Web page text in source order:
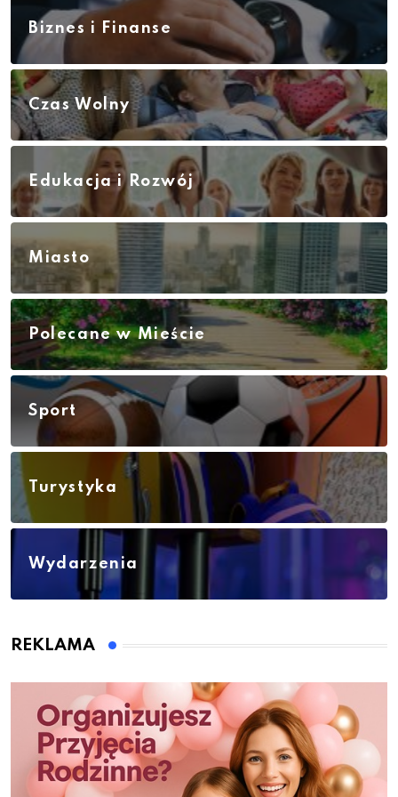
Biznes i Finanse
Czas Wolny
Edukacja i Rozwój
Miasto
Polecane w Mieście
Sport
Turystyka
Wydarzenia
REKLAMA